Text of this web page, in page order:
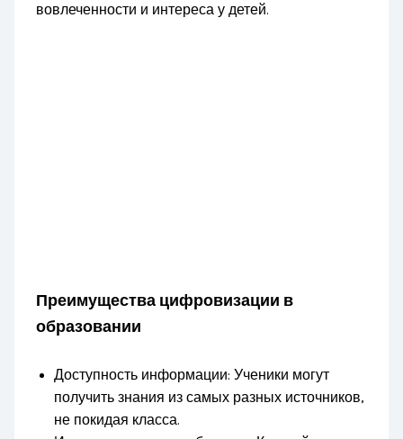
вовлеченности и интереса у детей.
Преимущества цифровизации в
образовании
Доступность информации: Ученики могут
получить знания из самых разных источников,
не покидая класса.